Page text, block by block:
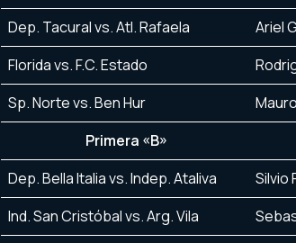
Dep. Tacural vs. Atl. Rafaela
Ariel
Florida vs. F.C. Estado
Sp. Norte vs. Ben Hur
Primera «B»
Dep. Bella Italia vs. Indep. Ataliva
Silvio
Ind. San Cristóbal vs. Arg. Vila